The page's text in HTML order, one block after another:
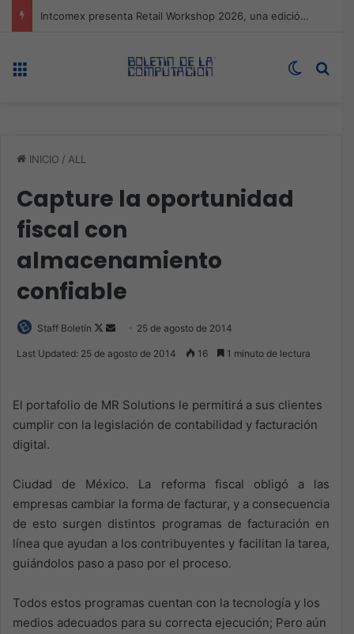
Expo technology CDMX, nueva sede con récord de audiencia
Switch
INICIO / ALL
Capture la oportunidad
fiscal con
almacenamiento
confiable
Staff Boletín
Follow
Send 25 de agosto de 2014
Last Updated: 25 de agosto de 2014 16 1 minuto de lectura
El portafolio de MR Solutions le permitirá a sus clientes
cumplir con la legislación de contabilidad y facturación
digital.
Ciudad de México. La reforma fiscal obligó a las
empresas cambiar la forma de facturar, y a consecuencia
de esto surgen distintos programas de facturación en
línea que ayudan a los contribuyentes y facilitan la tarea,
guiándolos paso a paso por el proceso.
Todos estos programas cuentan con la tecnología y los
medios adecuados para su correcta ejecución; Pero aún